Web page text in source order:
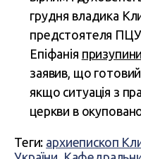
грудня владика
предстоятеля
Епіфанія
заявив, що
якщо ситуація з
церкви в
Теги: архиепископ